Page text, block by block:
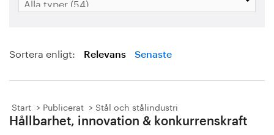
Sortera enligt: Relevans Senaste
Start Publicerat Stål och stålindustri
Hållbarhet, innovation & konkurrenskraft